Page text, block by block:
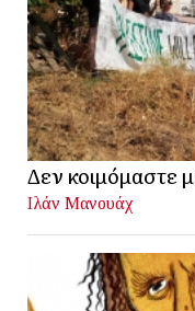
Δεν κοιμόμαστε
Ιλάν Μανουάχ